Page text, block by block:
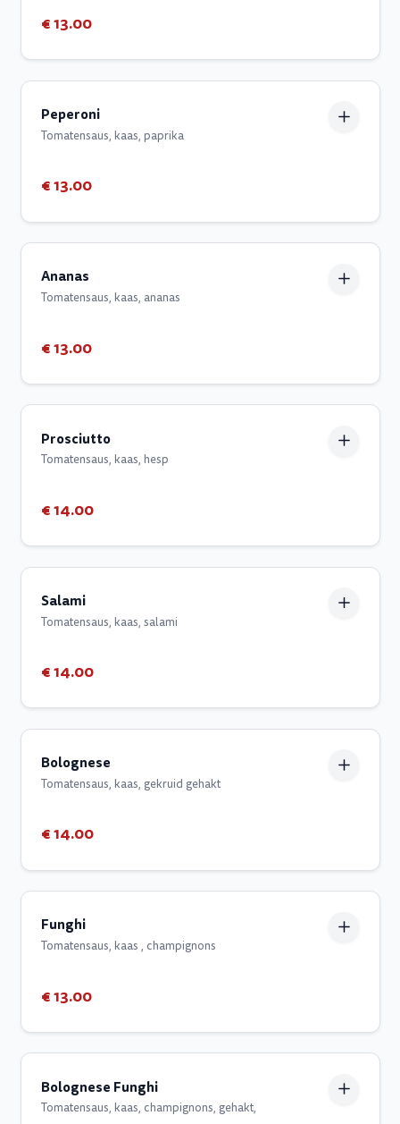
€ 13.00
Peperoni
Tomatensaus, kaas, paprika
€ 13.00
Ananas
Tomatensaus, kaas, ananas
€ 13.00
Prosciutto
Tomatensaus, kaas, hesp
€ 14.00
Salami
Tomatensaus, kaas, salami
€ 14.00
Bolognese
Tomatensaus, kaas, gekruid gehakt
€ 14.00
Funghi
Tomatensaus, kaas , champignons
€ 13.00
Bolognese Funghi
Tomatensaus, kaas, champignons, gehakt,